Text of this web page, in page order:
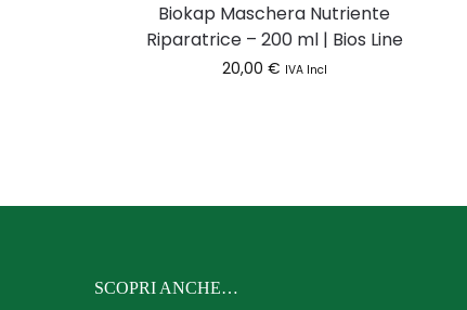
Biokap Maschera Nutriente
Riparatrice – 200 ml | Bios Line
20,00 € IVA Incl
SCOPRI ANCHE…